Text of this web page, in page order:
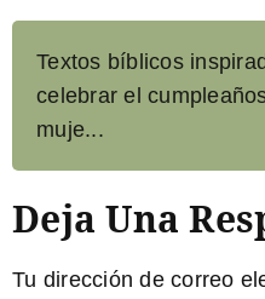
Textos bíblicos
celebrar el
muje...
Deja Una
Tu dirección de correo